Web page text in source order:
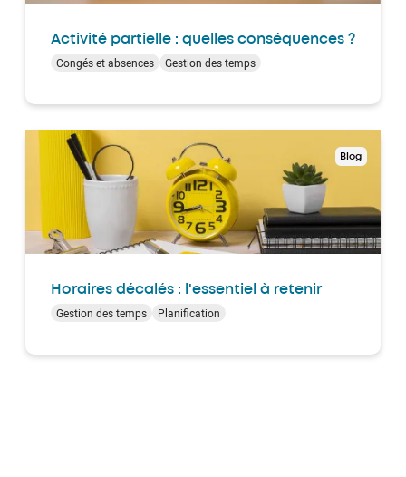
Activité partielle : quelles conséquences ?
Congés et absences Gestion des temps
Blog
Horaires décalés : l'essentiel à retenir
Gestion des temps Planification